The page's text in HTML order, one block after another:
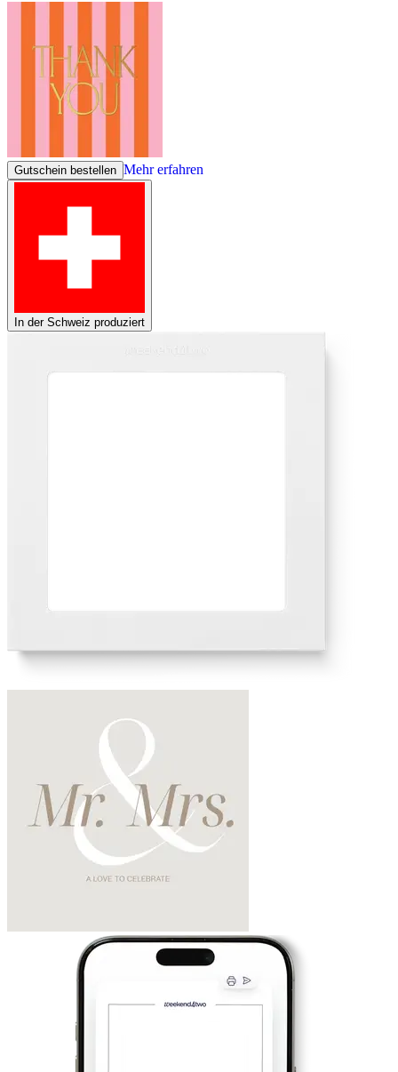
Gutschein bestellen Mehr erfahren
In der Schweiz produziert